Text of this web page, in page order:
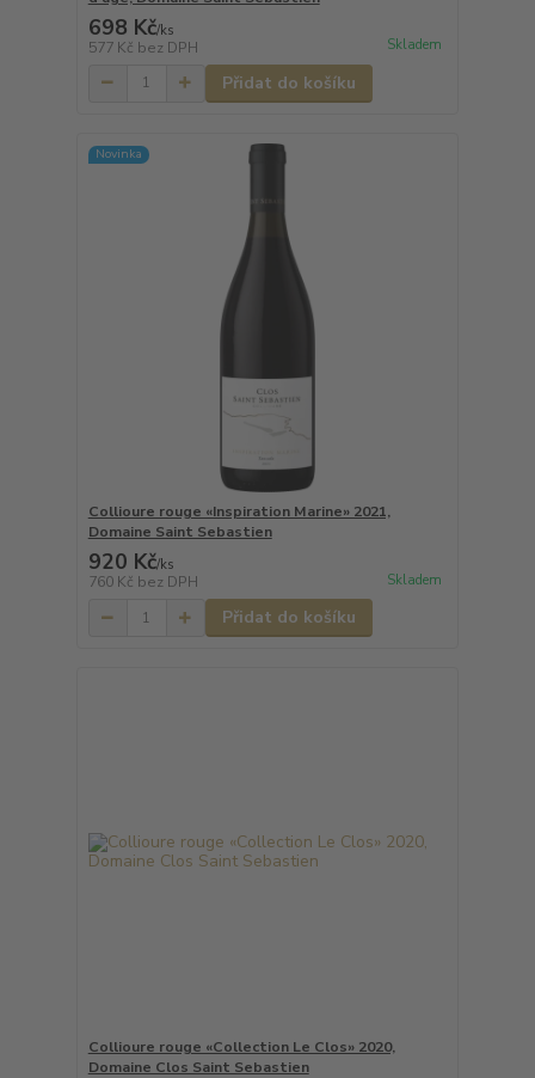
698 Kč/ks
577 Kč bez DPH Skladem
Přidat do košíku
Novinka
Collioure rouge «Inspiration Marine» 2021,
Domaine Saint Sebastien
920 Kč/ks
760 Kč bez DPH Skladem
Přidat do košíku
Collioure rouge «Collection Le Clos» 2020,
Domaine Clos Saint Sebastien